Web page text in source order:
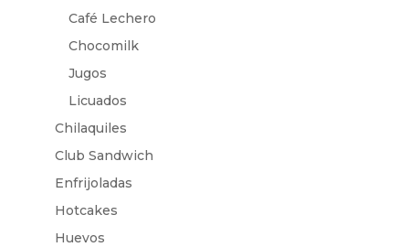
Café Lechero
Chocomilk
Jugos
Licuados
Chilaquiles
Club Sandwich
Enfrijoladas
Hotcakes
Huevos